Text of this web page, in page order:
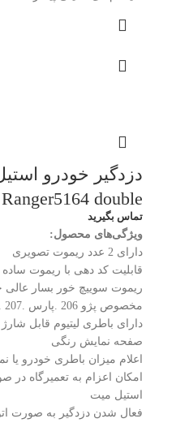
دزدگیر خودرو
Ranger5164 double
تماس بگیرید
ویژگی‌های محصول:
دارای 2 عدد ریموت تصویری
قابلیت کد دهی با ریموت ساده
ریموت سوییچ خور بسار
مخصوص پژو 206 .پارس .207 .تیبا .کوییک و ......
دارای باطری لیتیوم قابل شارژ
صفحه نمایش رنگی
اعلام میزان باطری خودرو یا
امکان اعزام به تعمیرگاه
استیل میت
فعال شدن دزدگیر به صورت